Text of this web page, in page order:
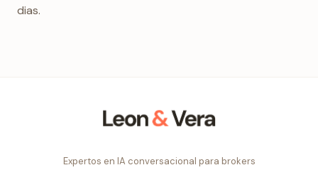
dias.
Expertos en IA conversacional para brokers